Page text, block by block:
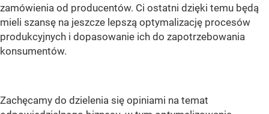
zamówienia od producentów. Ci ostatni dzięki temu będą
mieli szansę na jeszcze lepszą optymalizację procesów
produkcyjnych i dopasowanie ich do zapotrzebowania
konsumentów.
Zachęcamy do dzielenia się opiniami na temat